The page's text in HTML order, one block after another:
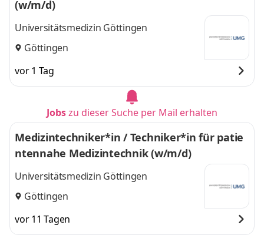
(w/m/d)
Universitätsmedizin Göttingen
Göttingen
vor 1 Tag
Jobszu dieser Suche per Mail erhalten
Medizintechniker*in / Techniker*in für patie
ntennahe Medizintechnik (w/m/d)
Universitätsmedizin Göttingen
Göttingen
vor 11 Tagen